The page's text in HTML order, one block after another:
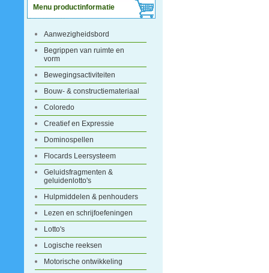
Menu productinformatie
Aanwezigheidsbord
Begrippen van ruimte en
vorm
Bewegingsactiviteiten
Bouw- & constructiemateriaal
Coloredo
Creatief en Expressie
Dominospellen
Flocards Leersysteem
Geluidsfragmenten &
geluidenlotto's
Hulpmiddelen & penhouders
Lezen en schrijfoefeningen
Lotto's
Logische reeksen
Motorische ontwikkeling